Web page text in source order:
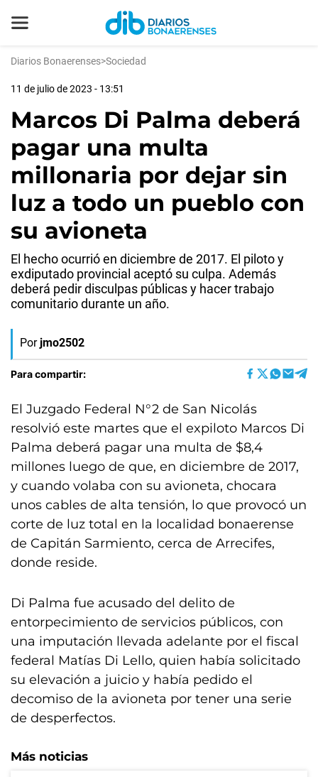
Diarios Bonaerenses>Sociedad
11 de julio de 2023 - 13:51
Marcos Di Palma deberá
pagar una multa
millonaria por dejar sin
luz a todo un pueblo con
su avioneta
El hecho ocurrió en diciembre de 2017. El piloto y
exdiputado provincial aceptó su culpa. Además
deberá pedir disculpas públicas y hacer trabajo
comunitario durante un año.
Por jmo2502
Para compartir:
El Juzgado Federal N°2 de San Nicolás
resolvió este martes que el expiloto Marcos Di
Palma deberá pagar una multa de $8,4
millones luego de que, en diciembre de 2017,
y cuando volaba con su avioneta, chocara
unos cables de alta tensión, lo que provocó un
corte de luz total en la localidad bonaerense
de Capitán Sarmiento, cerca de Arrecifes,
donde reside.
Di Palma fue acusado del delito de
entorpecimiento de servicios públicos, con
una imputación llevada adelante por el fiscal
federal Matías Di Lello, quien había solicitado
su elevación a juicio y había pedido el
decomiso de la avioneta por tener una serie
de desperfectos.
Más noticias